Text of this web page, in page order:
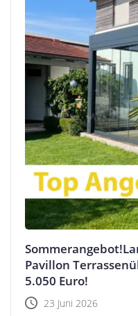
Pavillon
5.050 Euro!
23 Juni 2026